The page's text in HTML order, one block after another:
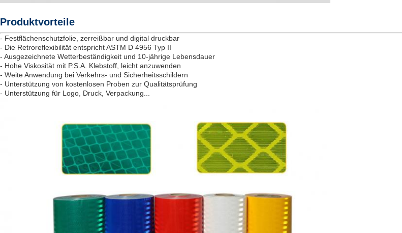
Produktvorteile
- Festflächenschutzfolie, zerreißbar und digital druckbar
- Die Retroreflexibilität entspricht ASTM D 4956 Typ II
- Ausgezeichnete Wetterbeständigkeit und 10-jährige Lebensdauer
- Hohe Viskosität mit P.S.A. Klebstoff, leicht anzuwenden
- Weite Anwendung bei Verkehrs- und Sicherheitsschildern
- Unterstützung von kostenlosen Proben zur Qualitätsprüfung
- Unterstützung für Logo, Druck, Verpackung...